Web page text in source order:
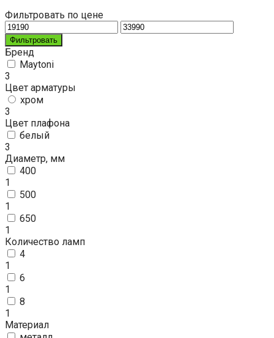
Фильтровать по цене
Фильтровать
Бренд
Maytoni
3
Цвет арматуры
хром
3
Цвет плафона
белый
3
Диаметр, мм
400
1
500
1
650
1
Количество ламп
4
1
6
1
8
1
Материал